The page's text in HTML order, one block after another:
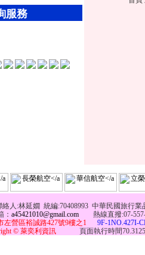
服務
人:林延嫺 統編:70408993 中華民國旅行
： a45421010@gmail.com 熱線直撥:07-557-
左營區裕誠路427號9樓之1 9F-1NO.427I-
© 萊奕利資訊 頁面執行時間